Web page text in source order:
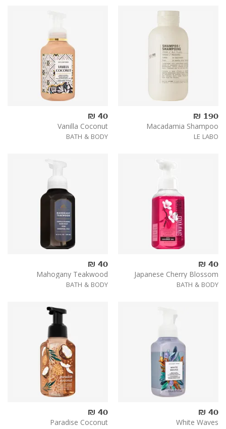
190 ₪
Macadamia Shampoo
LE LABO
40 ₪
Vanilla Coconut
BATH & BODY
40 ₪
Japanese Cherry Blossom
BATH & BODY
40 ₪
Mahogany Teakwood
BATH & BODY
40 ₪
White Waves
40 ₪
Paradise Coconut